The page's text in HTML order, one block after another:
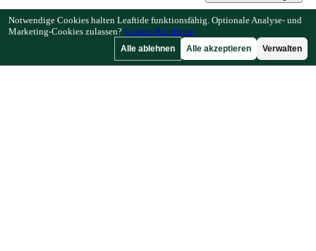
Funktionen
Beetplaner-Anleitung Pflanzenbibliothek
Notwendige Cookies halten Leaftide funktionsfähig. Optionale Analyse- und
Marketing-Cookies zulassen? Cookie-Richtlinie
Alle ablehnen Alle akzeptieren Verwalten